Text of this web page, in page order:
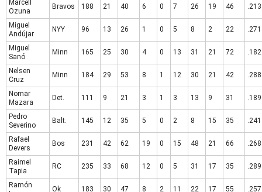
Marcell
Ozuna
Bravos 188 21 40 6 0 7 26 19 46 .213
Miguel
Andújar
NYY 96 13 26 1 0 5 8 2 22 .271
Miguel
Sanó
Minn 165 25 30 4 0 13 31 21 72 .182
Nelsen
Cruz
Minn 184 29 53 8 1 12 30 21 42 .288
Nomar
Mazara
Det. 111 9 21 3 1 3 13 9 31 .189
Pedro
Severino
Balt. 145 12 35 5 0 2 8 15 35 .241
Rafael
Devers
Bos 231 42 62 19 0 15 48 21 66 .268
Raimel
Tapia
RC 235 33 68 12 0 5 31 17 35 .289
Ramón
Ok 183 30 47 8 2 11 22 17 55 .257